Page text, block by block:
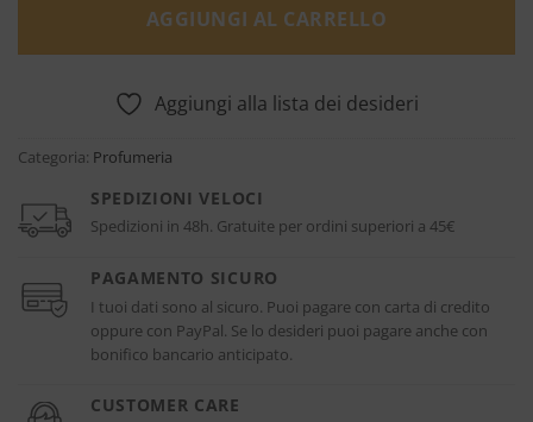
AGGIUNGI AL CARRELLO
Aggiungi alla lista dei desideri
Categoria: Profumeria
SPEDIZIONI VELOCI
Spedizioni in 48h. Gratuite per ordini superiori a 45€
PAGAMENTO SICURO
I tuoi dati sono al sicuro. Puoi pagare con carta di credito
oppure con PayPal. Se lo desideri puoi pagare anche con
bonifico bancario anticipato.
CUSTOMER CARE